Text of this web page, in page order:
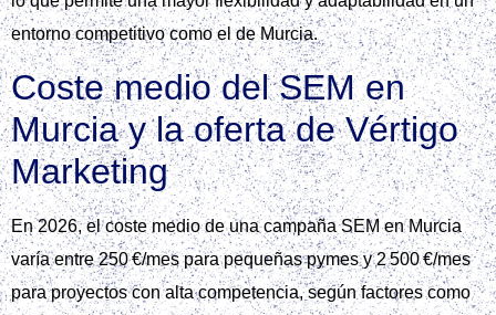
entorno competitivo como el de Murcia.
Coste medio del SEM en
Murcia y la oferta de Vértigo
Marketing
En 2026, el coste medio de una campaña SEM en Murcia
varía entre 250 €/mes para pequeñas pymes y 2 500 €/mes
para proyectos con alta competencia, según factores como